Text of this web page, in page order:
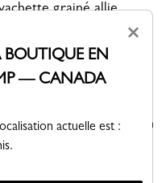
grainé allie
loge téléphone,
féminins tandis
permet un
main. Tel un bijou, le
touche d'éclat et
et épurées mettent en
s'embellit au fil du
×
BOUTIQUE EN
— CANADA
actuelle est :